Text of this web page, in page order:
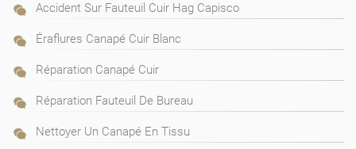
Accident Sur Fauteuil Cuir Hag Capisco
Éraflures Canapé Cuir Blanc
Réparation Canapé Cuir
Réparation Fauteuil De Bureau
Nettoyer Un Canapé En Tissu